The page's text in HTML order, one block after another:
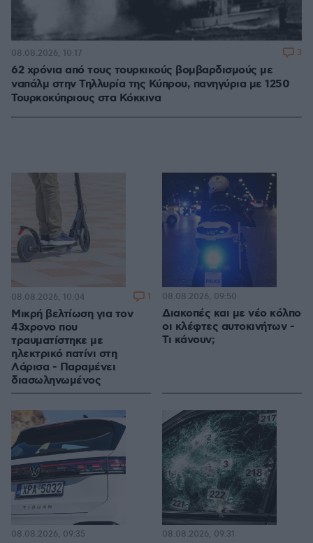
62 χρόνια από τους τουρκικούς βομβαρδισμούς με
ναπάλμ στην Τηλλυρία της Κύπρου, πανηγύρια με 1250
Τουρκοκύπριους στα Κόκκινα
08.08.2026, 10:17 3
Μικρή βελτίωση για τον
43χρονο που
τραυματίστηκε με
ηλεκτρικό πατίνι στη
Λάρισα - Παραμένει
διασωληνωμένος
08.08.2026, 10:04 1
Διακοπές και με νέο κόλπο
οι κλέφτες αυτοκινήτων -
Τι κάνουν;
08.08.2026, 09:50
08.08.2026, 09:35 08.08.2026, 09:31